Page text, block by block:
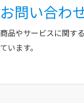
お問い合わ
商品やサービスに関す
ています。